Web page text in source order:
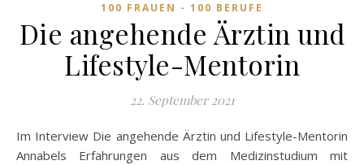
100 FRAUEN - 100 BERUFE
Die angehende Ärztin und
Lifestyle-Mentorin
22. September 2021
Im Interview Die angehende Ärztin und Lifestyle-Mentorin
Annabels Erfahrungen aus dem Medizinstudium mit